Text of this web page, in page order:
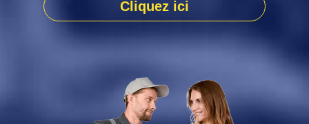
Cliquez ici